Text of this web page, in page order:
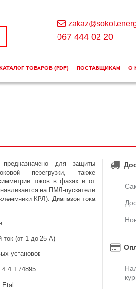
для защиты
перегрузки, также
токов в фазах и от
на ПМЛ-пускатели
КРЛ). Диапазон тока
(от 1 до 25 А)
установок
4.4.1.74895
Etal
067 444 02 20
КАТАЛОГ ТОВАРОВ (PDF) ПОСТАВЩИКАМ О